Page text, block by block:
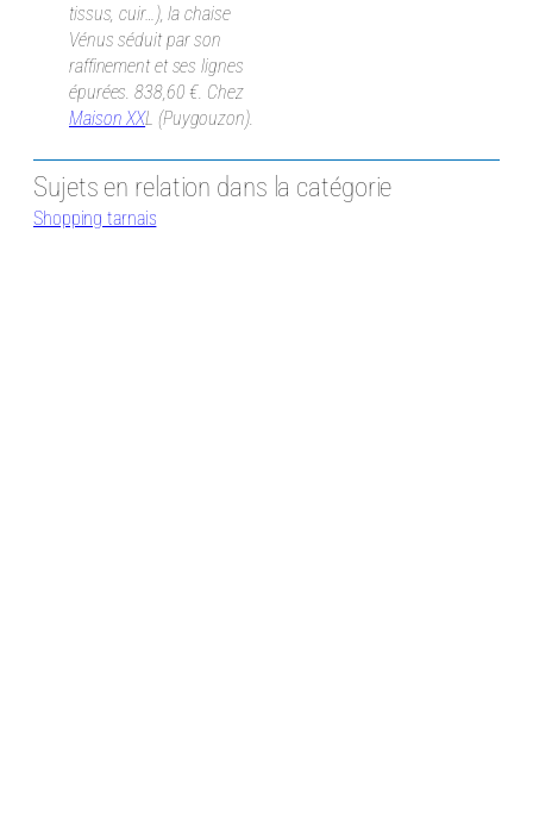
tissus, cuir…), la chaise
Vénus séduit par son
raffinement et ses lignes
épurées. 838,60 €. Chez
Maison XXL (Puygouzon).
Sujets en relation dans la catégorie
Shopping tarnais